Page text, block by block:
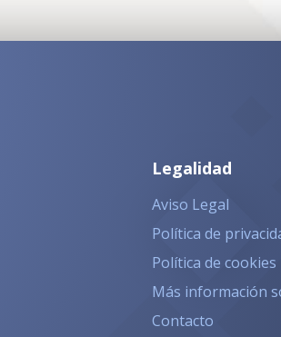
Legalidad
Aviso Legal
Política de
Política de cookies
Más información
Contacto